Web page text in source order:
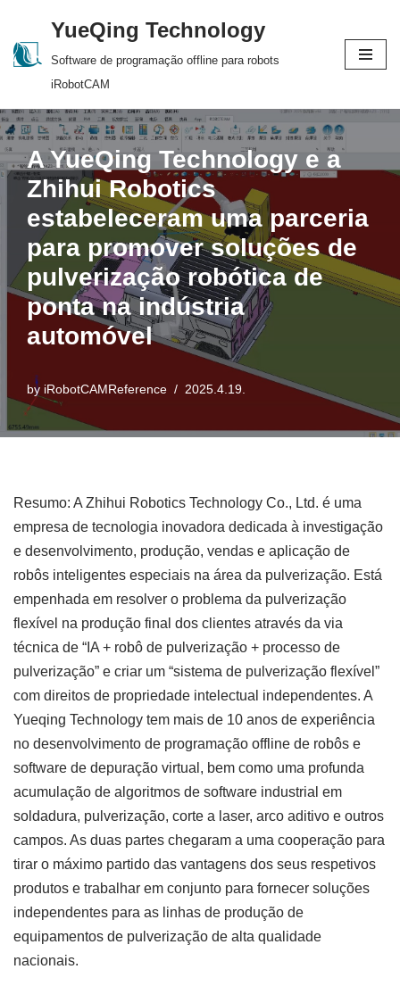
Skip
YueQing Technology
Software de programação offline para robots
iRobotCAM
A YueQing Technology e a
Zhihui Robotics
estabeleceram uma parceria
para promover soluções de
pulverização robótica de
ponta na indústria
automóvel
by iRobotCAMReference 2025.4.19.
Resumo: A Zhihui Robotics Technology Co., Ltd. é uma
empresa de tecnologia inovadora dedicada à investigação
e desenvolvimento, produção, vendas e aplicação de
robôs inteligentes especiais na área da pulverização. Está
empenhada em resolver o problema da pulverização
flexível na produção final dos clientes através da via
técnica de “IA + robô de pulverização + processo de
pulverização” e criar um “sistema de pulverização flexível”
com direitos de propriedade intelectual independentes. A
Yueqing Technology tem mais de 10 anos de experiência
no desenvolvimento de programação offline de robôs e
software de depuração virtual, bem como uma profunda
acumulação de algoritmos de software industrial em
soldadura, pulverização, corte a laser, arco aditivo e outros
campos. As duas partes chegaram a uma cooperação para
tirar o máximo partido das vantagens dos seus respetivos
produtos e trabalhar em conjunto para fornecer soluções
independentes para as linhas de produção de
equipamentos de pulverização de alta qualidade
nacionais.